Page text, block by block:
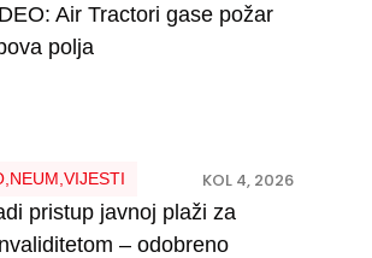
Air Tractori gase požar
polja
, NEUM VIJESTI KOL 4, 2026
pristup javnoj plaži za
– odobreno